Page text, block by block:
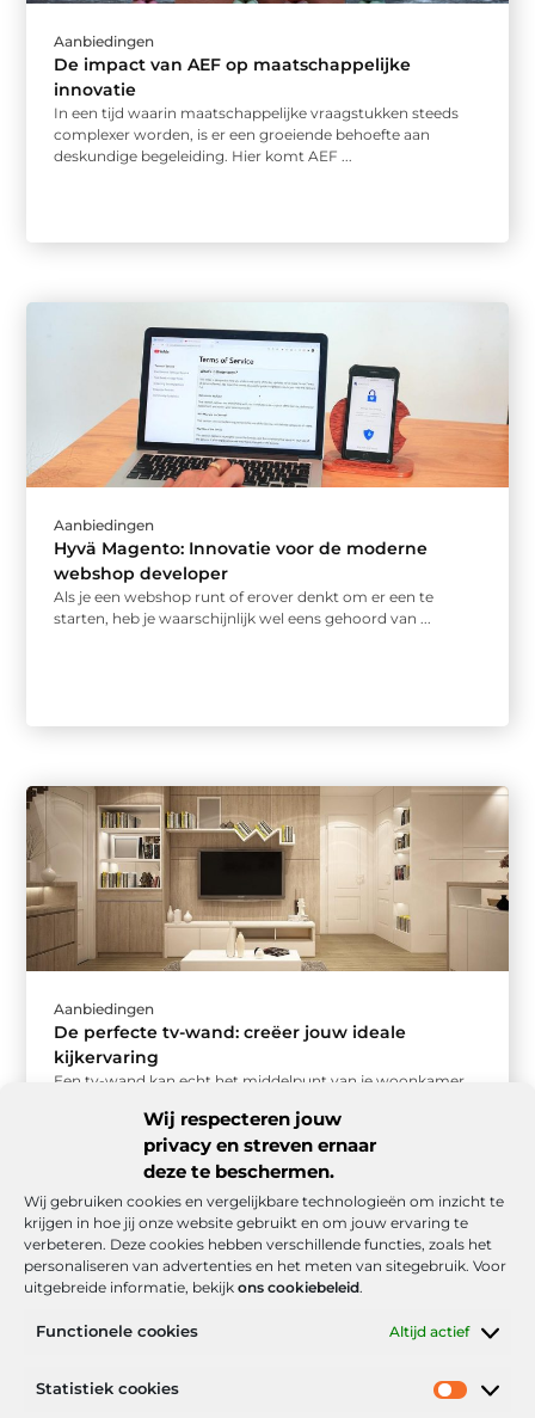
Wij respecteren jouw
privacy en streven ernaar
deze te beschermen.
Wij gebruiken cookies en vergelijkbare technologieën om inzicht te
krijgen in hoe jij onze website gebruikt en om jouw ervaring te
verbeteren. Deze cookies hebben verschillende functies, zoals het
personaliseren van advertenties en het meten van sitegebruik. Voor
uitgebreide informatie, bekijk ons cookiebeleid.
Functionele cookies Altijd actief
Statistiek cookies
Aanbiedingen
De impact van AEF op maatschappelijke
innovatie
In een tijd waarin maatschappelijke vraagstukken steeds
complexer worden, is er een groeiende behoefte aan
deskundige begeleiding. Hier komt AEF ...
Aanbiedingen
Hyvä Magento: Innovatie voor de moderne
webshop developer
Als je een webshop runt of erover denkt om er een te
starten, heb je waarschijnlijk wel eens gehoord van ...
Aanbiedingen
De perfecte tv-wand: creëer jouw ideale
kijkervaring
Een tv-wand kan echt het middelpunt van je woonkamer
Onze informatie